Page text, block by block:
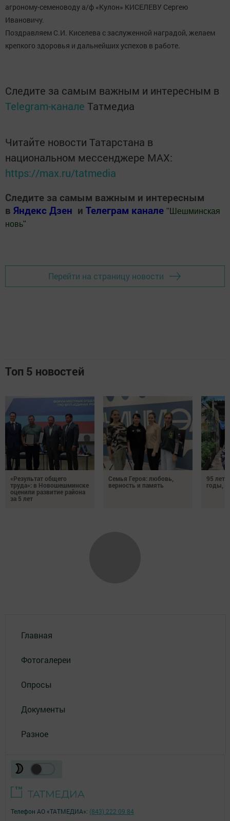
агроному-семеноводу а/ф «Кулон» КИСЕЛЕВУ Сергею
Ивановичу.
Поздравляем С.И. Киселева с заслуженной наградой, желаем
крепкого здоровья и дальнейших успехов в работе.
Следите за самым важным и интересным в
Telegram-канале Татмедиа
Читайте новости Татарстана в
национальном мессенджере MАХ:
https://max.ru/tatmedia
Следите за самым важным и интересным
в Яндекс Дзен и Телеграм канале " Шешминская
новь"
Перейти на страницу новости
Топ 5 новостей
«Результат общего
труда»: в Новошешминске
оценили развитие района
за 5 лет
Семья Героя: любовь,
верность и память
95 лет
годы,
Главная
Фотогалереи
Опросы
Документы
Разное
Телефон АО «ТАТМЕДИА»: (843) 222 09 84